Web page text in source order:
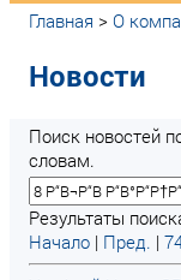
Главная > О
Новости
Поиск новостей
словам.
Результаты
Начало | Пред. |